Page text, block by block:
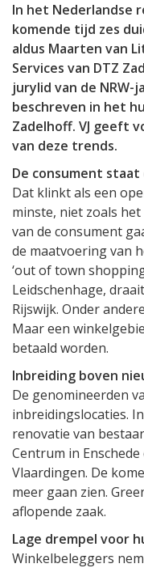
In het Nederlandse
komende tijd zes
aldus Maarten van
Services van DTZ
jurylid van de
beschreven in het
Zadelhoff. VJ geeft
van deze trends.
De consument
Dat klinkt als een
minste, niet zoals
van de consument
de maatvoering van
‘out of town
Leidschenhage,
Rijswijk. Onder
Maar een
betaald worden.
Inbreiding boven
De genomineerden
inbreidingslocaties.
renovatie van
Centrum in
Vlaardingen. De
meer gaan zien.
aflopende zaak.
Lage drempel voor
Winkelbeleggers